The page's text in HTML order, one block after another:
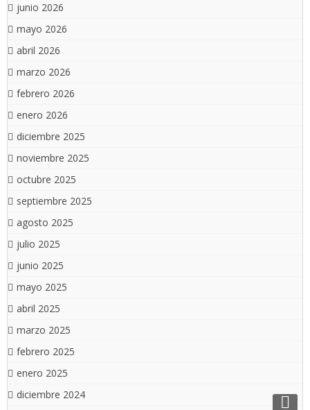
junio 2026
mayo 2026
abril 2026
marzo 2026
febrero 2026
enero 2026
diciembre 2025
noviembre 2025
octubre 2025
septiembre 2025
agosto 2025
julio 2025
junio 2025
mayo 2025
abril 2025
marzo 2025
febrero 2025
enero 2025
diciembre 2024